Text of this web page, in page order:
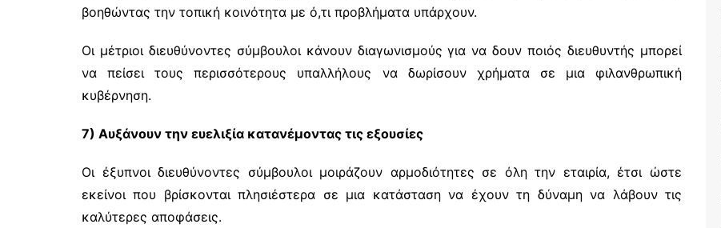
βοηθώντας την τοπική κοινότητα με ό,τι προβλήματα υπάρχουν.
Οι μέτριοι διευθύνοντες σύμβουλοι κάνουν διαγωνισμούς για να δουν ποιός διευθυντής μπορεί
να πείσει τους περισσότερους υπαλλήλους να δωρίσουν χρήματα σε μια φιλανθρωπική
κυβέρνηση.
7) Αυξάνουν την ευελιξία κατανέμοντας τις εξουσίες
Οι έξυπνοι διευθύνοντες σύμβουλοι μοιράζουν αρμοδιότητες σε όλη την εταιρία, έτσι ώστε
εκείνοι που βρίσκονται πλησιέστερα σε μια κατάσταση να έχουν τη δύναμη να λάβουν τις
καλύτερες αποφάσεις.